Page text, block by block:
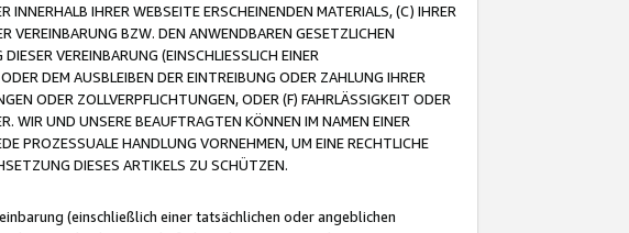
IHRER WEBSEITE ERSCHEINENDEN MATERIALS, (C) IHRER
VEREINBARUNG BZW. DEN ANWENDBAREN GESETZLICHEN
VEREINBARUNG (EINSCHLIESSLICH EINER
DEM AUSBLEIBEN DER EINTREIBUNG ODER ZAHLUNG IHRER
ODER ZOLLVERPFLICHTUNGEN, ODER (F) FAHRLÄSSIGKEIT ODER
WIR UND UNSERE BEAUFTRAGTEN KÖNNEN IM NAMEN EINER
PROZESSUALE HANDLUNG VORNEHMEN, UM EINE RECHTLICHE
DIESES ARTIKELS ZU SCHÜTZEN.
(einschließlich einer tatsächlichen oder angeblichen